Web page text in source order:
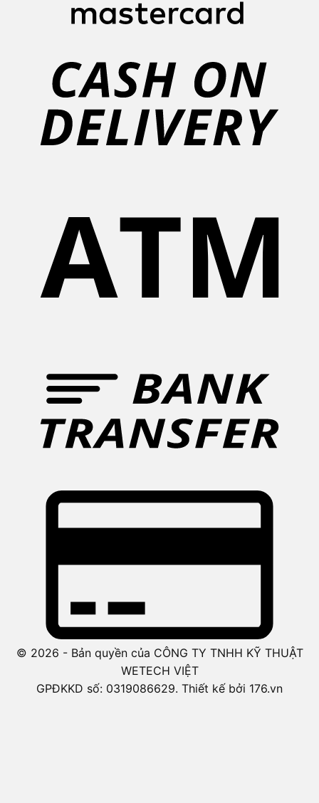
© 2026 - Bản quyền của CÔNG TY TNHH KỸ THUẬT
WETECH VIỆT
GPĐKKD số: 0319086629. Thiết kế bởi 176.vn